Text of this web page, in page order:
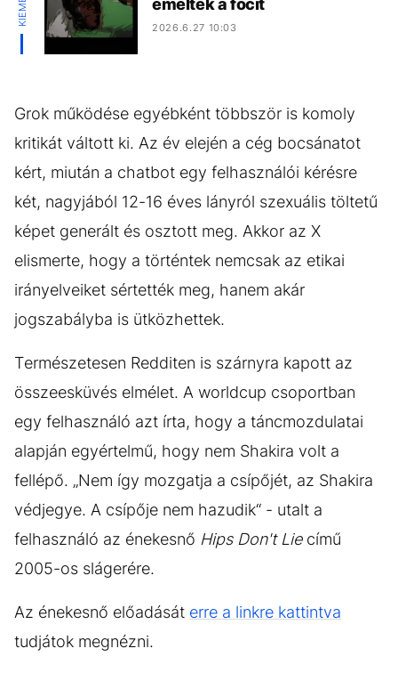
emelték a focit
2026.6.27 10:03
Grok működése egyébként többször is komoly
kritikát váltott ki. Az év elején a cég bocsánatot
kért, miután a chatbot egy felhasználói kérésre
két, nagyjából 12-16 éves lányról szexuális töltetű
képet generált és osztott meg. Akkor az X
elismerte, hogy a történtek nemcsak az etikai
irányelveiket sértették meg, hanem akár
jogszabályba is ütközhettek.
Természetesen Redditen is szárnyra kapott az
összeesküvés elmélet. A worldcup csoportban
egy felhasználó azt írta, hogy a táncmozdulatai
alapján egyértelmű, hogy nem Shakira volt a
fellépő. „Nem így mozgatja a csípőjét, az Shakira
védjegye. A csípője nem hazudik“ - utalt a
felhasználó az énekesnő Hips Don't Liecímű
2005-os slágerére.
Az énekesnő előadását erre a linkre kattintva
tudjátok megnézni.